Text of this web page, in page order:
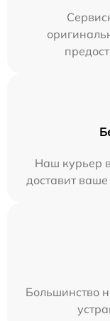
Наш курьер
доставит
Большинство